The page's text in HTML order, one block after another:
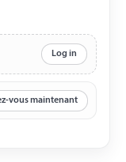
Log in
vous maintenant